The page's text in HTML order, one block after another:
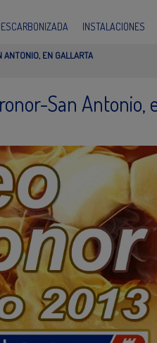
INSTALACIONES
ANTONIO, EN GALLARTA
San Antonio,